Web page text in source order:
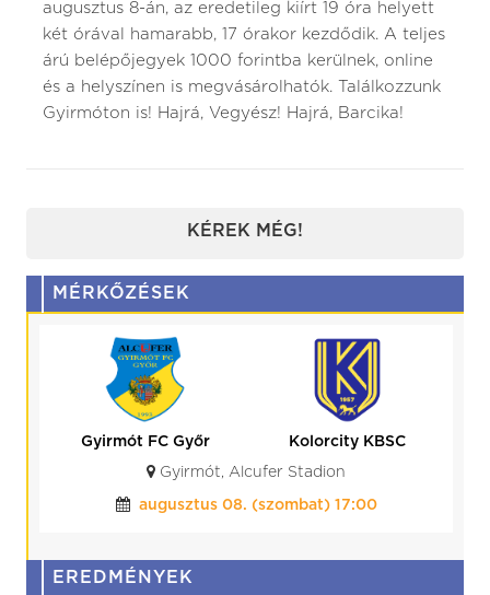
augusztus 8-án, az eredetileg kiírt 19 óra helyett
két órával hamarabb, 17 órakor kezdődik. A teljes
árú belépőjegyek 1000 forintba kerülnek, online
és a helyszínen is megvásárolhatók. Találkozzunk
Gyirmóton is! Hajrá, Vegyész! Hajrá, Barcika!
KÉREK MÉG!
MÉRKŐZÉSEK
Kolorcity KBSC
HR-Rent
EREDMÉNYEK